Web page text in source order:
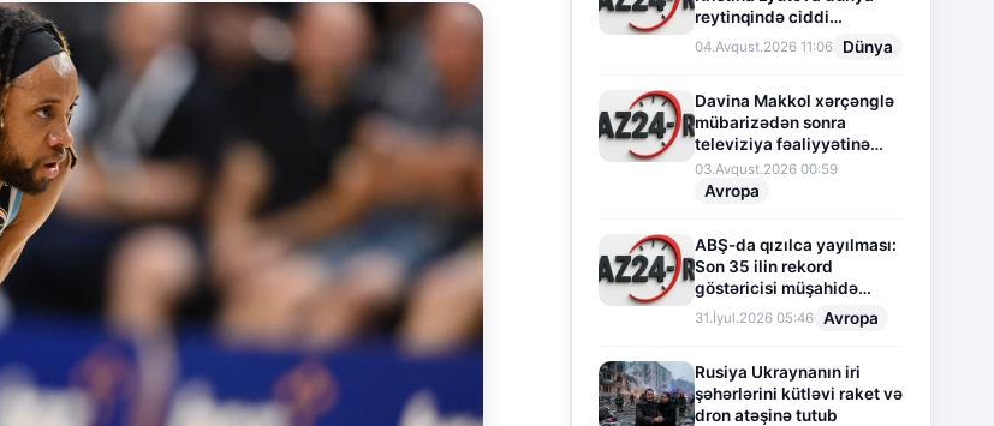
reytinqində ciddi
irəliləyişə imza atdı
04.Avqust.2026 11:06 Dünya
Davina Makkol xərçənglə
mübarizədən sonra
televiziya fəaliyyətinə
fasilə verir
03.Avqust.2026 00:59
Avropa
ABŞ-da qızılca yayılması:
Son 35 ilin rekord
göstəricisi müşahidə
olunur
31.İyul.2026 05:46 Avropa
Rusiya Ukraynanın iri
şəhərlərini kütləvi raket və
dron atəşinə tutub